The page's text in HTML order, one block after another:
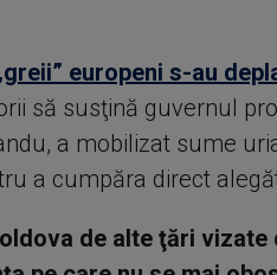
europeni s-au
să susţină guvernul
a mobilizat sume
a cumpăra direct
de alte ţări vizate